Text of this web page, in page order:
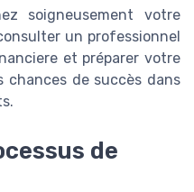
soigneusement votre
un professionnel
et préparer votre
chances de succès dans
.
de